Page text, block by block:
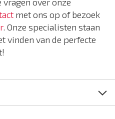
met ons op of bezoek
. Onze specialisten staan
vinden van de perfecte